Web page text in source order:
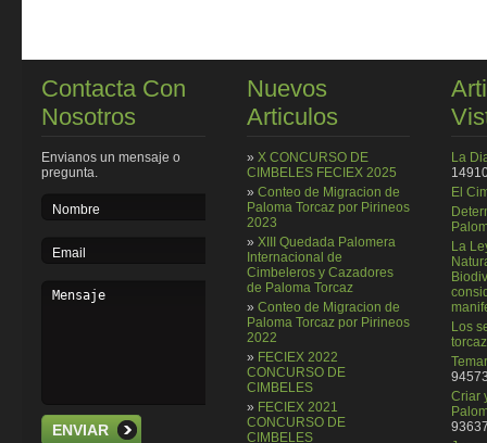
Contacta Con
Nosotros
Envianos un mensaje o
pregunta.
ENVIAR
Nuevos
Articulos
» X CONCURSO DE
CIMBELES FECIEX 2025
» Conteo de Migracion de
Paloma Torcaz por Pirineos
2023
» XIII Quedada Palomera
Internacional de
Cimbeleros y Cazadores
de Paloma Torcaz
» Conteo de Migracion de
Paloma Torcaz por Pirineos
2022
» FECIEX 2022
CONCURSO DE
CIMBELES
» FECIEX 2021
CONCURSO DE
CIMBELES
La
El
La
Los
torcaz
Criar